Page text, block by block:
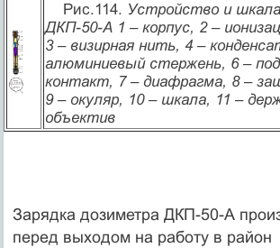
Рис.114. Устройство и
ДКП-50-А 1 – корпус, 2 –
3 – визирная нить, 4 –
алюминиевый стержень, 6 –
контакт, 7 – диафрагма, 8 –
9 – окуляр, 10 – шкала, 11 –
объектив
Зарядка дозиметра ДКП-50-А
перед выходом на работу в район